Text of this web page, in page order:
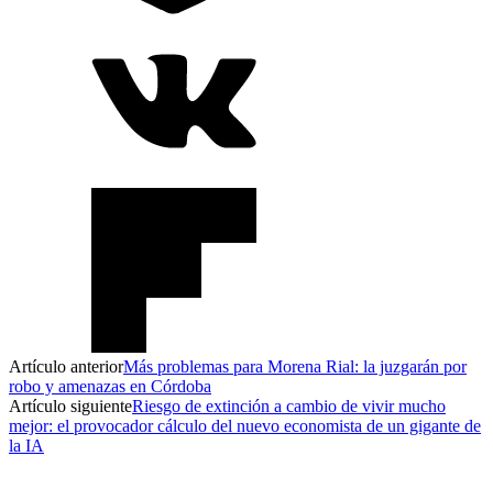
Artículo anteriorMás problemas para Morena Rial: la juzgarán por
robo y amenazas en Córdoba
Artículo siguienteRiesgo de extinción a cambio de vivir mucho
mejor: el provocador cálculo del nuevo economista de un gigante de
la IA